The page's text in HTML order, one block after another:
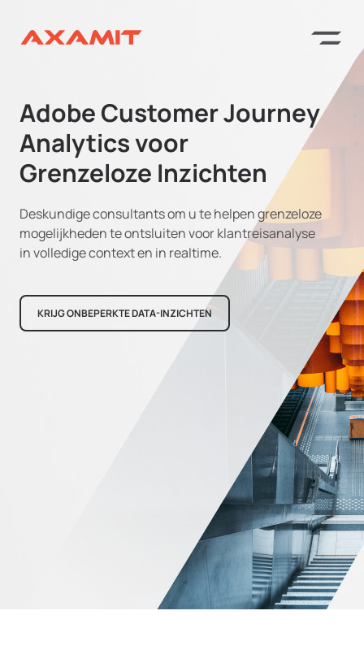
Adobe CustomerJourney
Analyticsvoor
Grenzeloze Inzichten
Deskundige consultants om u te helpen grenzeloze
mogelijkheden te ontsluiten voor klantreisanalyse
in volledige context en in realtime.
KRIJG ONBEPERKTE DATA-INZICHTEN